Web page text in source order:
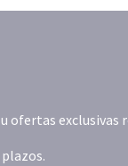
exclusivas